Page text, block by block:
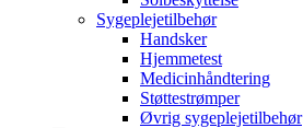
Sygeplejetilbehør
Handsker
Hjemmetest
Medicinhåndtering
Støttestrømper
Øvrig sygeplejetilbehør